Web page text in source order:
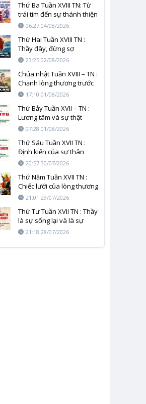
Thứ Ba Tuần XVIII TN: Từ
trái tim đến sự thánh thiện
06:27 04/08/2026
Thứ Hai Tuần XVIII TN :
Thầy đây, đừng sợ
23:25 02/08/2026
Chúa nhật Tuần XVIII – TN :
Chạnh lòng thương trước
cơn đói của nhân loại
17:10 01/08/2026
Thứ Bảy Tuần XVII – TN :
Lương tâm và sự thật
không thể bị giết chết
07:28 01/08/2026
Thứ Sáu Tuần XVII TN :
Định kiến của sự thân
quen và mầu nhiệm của
20:57 30/07/2026
Thứ Năm Tuần XVII TN :
Chiếc lưới của lòng thương
xót và sự công thẳng
21:01 29/07/2026
Thứ Tư Tuần XVII TN : Thầy
là sự sống lại và là sự
sống21:18 28/07/2026